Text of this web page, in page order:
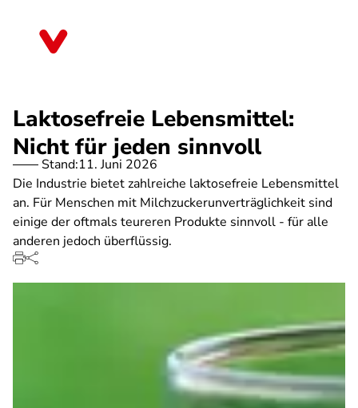
Laktosefreie Lebensmittel:
Nicht für jeden sinnvoll
Stand:11. Juni 2026
Die Industrie bietet zahlreiche laktosefreie Lebensmittel
an. Für Menschen mit Milchzuckerunverträglichkeit sind
einige der oftmals teureren Produkte sinnvoll - für alle
anderen jedoch überflüssig.